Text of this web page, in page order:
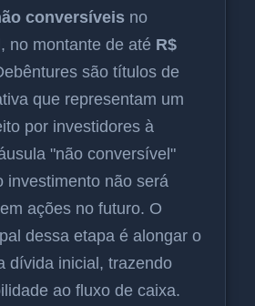
conversíveis no
no montante de até R$
são títulos de
que representam um
por investidores à
"não conversível"
investimento não será
ações no futuro. O
dessa etapa é alongar o
dívida inicial, trazendo
ao fluxo de caixa.